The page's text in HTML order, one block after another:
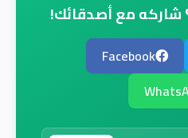
شاركه مع أصدقائك!
Facebook